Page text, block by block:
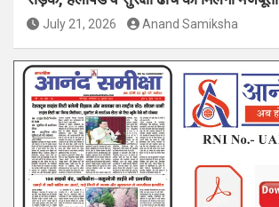
July 21, 2026 Anand Samiksha